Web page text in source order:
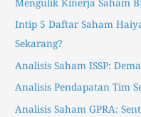
.
i
I
n
s
Intip 5 Daftar Saham
Sekarang?
Analisis Saham ISSP:
Analisis Pendapatan Tim
Analisis Saham GPRA: